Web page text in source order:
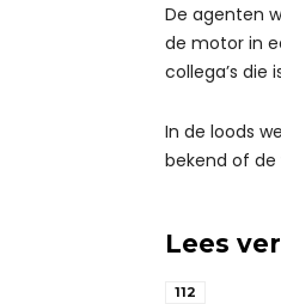
De agenten
de motor in
collega’s die
In de loods
bekend of
Lees
112